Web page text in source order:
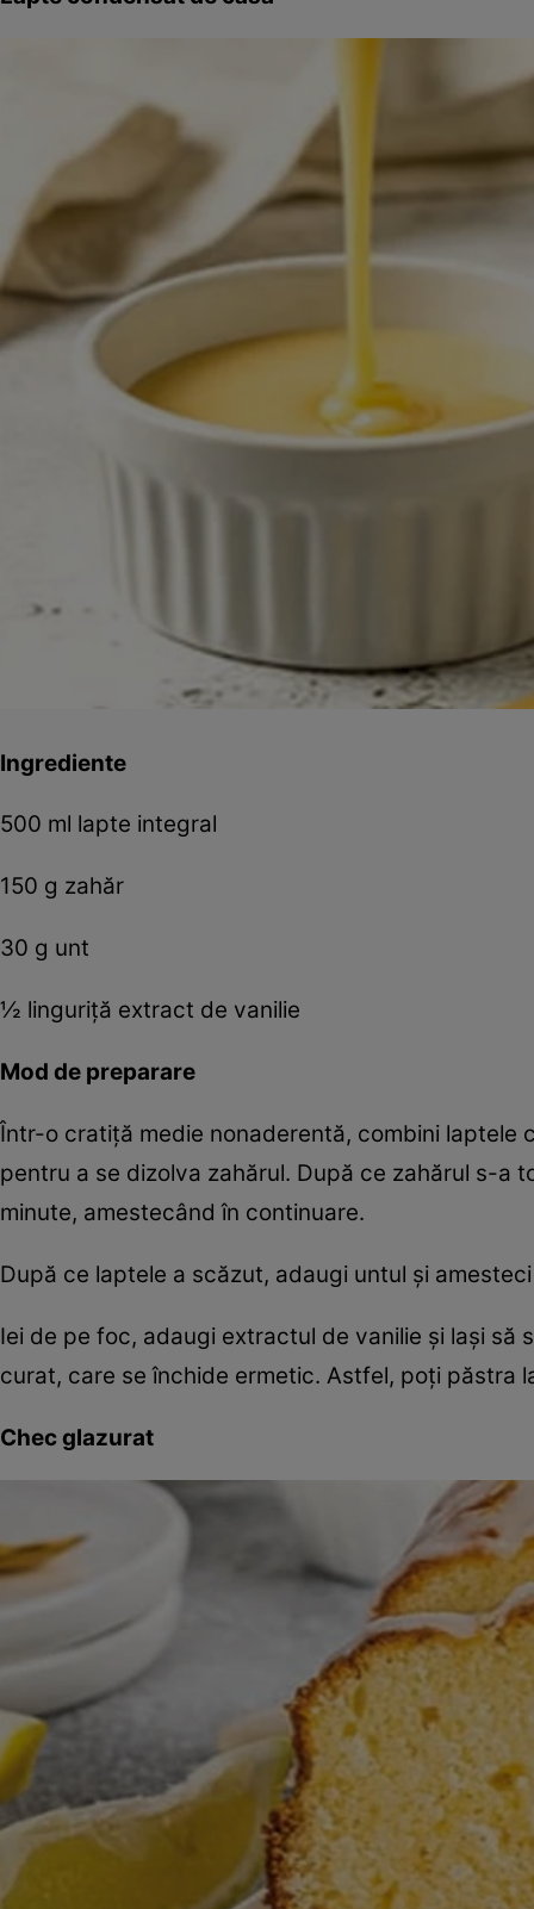
Ingrediente
500 ml lapte integral
150 g zahăr
30 g unt
½ linguriță extract de vanilie
Mod de preparare
Într-o cratiță medie nonaderentă, combini laptele
pentru a se dizolva zahărul. După ce zahărul s-a
minute, amestecând în continuare.
După ce laptele a scăzut, adaugi untul și
Iei de pe foc, adaugi extractul de vanilie și lași
curat, care se închide ermetic. Astfel, poți păstra
Chec glazurat